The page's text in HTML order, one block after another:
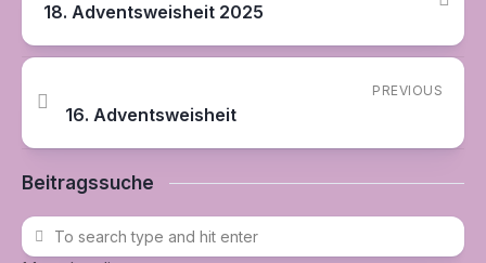
18. Adventsweisheit 2025
PREVIOUS
16. Adventsweisheit
Beitragssuche